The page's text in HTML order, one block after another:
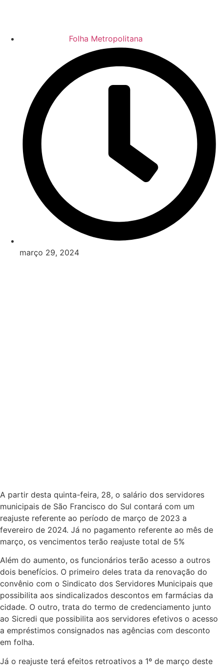
Folha Metropolitana
março 29, 2024
A partir desta quinta-feira, 28, o salário dos servidores
municipais de São Francisco do Sul contará com um
reajuste referente ao período de março de 2023 a
fevereiro de 2024. Já no pagamento referente ao mês de
março, os vencimentos terão reajuste total de 5%
Além do aumento, os funcionários terão acesso a outros
dois benefícios. O primeiro deles trata da renovação do
convênio com o Sindicato dos Servidores Municipais que
possibilita aos sindicalizados descontos em farmácias da
cidade. O outro, trata do termo de credenciamento junto
ao Sicredi que possibilita aos servidores efetivos o acesso
a empréstimos consignados nas agências com desconto
em folha.
Já o reajuste terá efeitos retroativos a 1º de março deste